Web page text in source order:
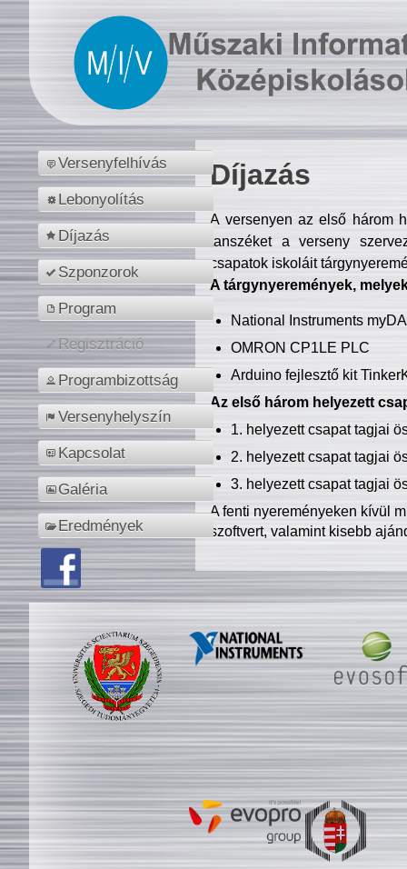
Versenyfelhívás
Lebonyolítás
Díjazás
Szponzorok
Program
Regisztráció
Programbizottság
Versenyhelyszín
Kapcsolat
Galéria
Eredmények
Díjazás
A versenyen az első három
tanszéket a verseny
csapatok iskoláit
A tárgynyeremények,
National Instruments
OMRON CP1LE PLC
Arduino fejlesztő kit
Az első három helyezett
1. helyezett csapat tagjai
2. helyezett csapat tagjai
3. helyezett csapat tagjai
A fenti nyereményeken kívül
szoftvert, valamint kisebb